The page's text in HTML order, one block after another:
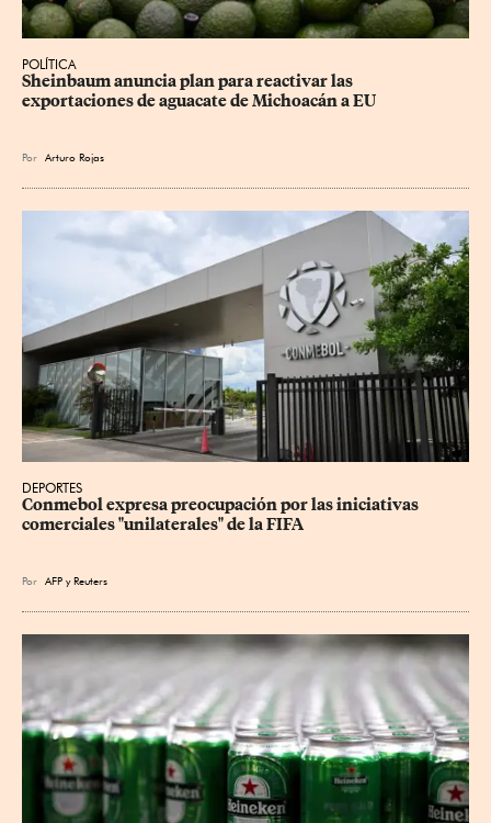
POLÍTICA
Sheinbaum anuncia plan para reactivar las
exportaciones de aguacate de Michoacán a EU
Por Arturo Rojas
DEPORTES
Conmebol expresa preocupación por las iniciativas
comerciales "unilaterales" de la FIFA
Por AFP yReuters